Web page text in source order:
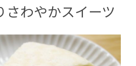
さわやかスイーツ